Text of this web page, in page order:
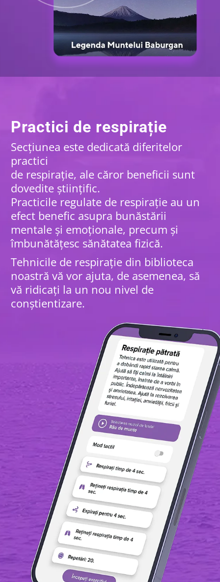
Practici de respirație
Secțiunea este dedicată diferitelor
practici
de respirație, ale căror beneficii sunt
dovedite științific.
Practicile regulate de respirație au un
efect benefic asupra bunăstării
mentale și emoționale, precum și
îmbunătățesc sănătatea fizică.
Tehnicile de respirație din biblioteca
noastră vă vor ajuta, de asemenea, să
vă ridicați la un nou nivel de
conștientizare.